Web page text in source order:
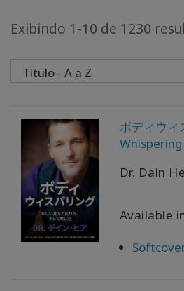
Produtos
idioma
WISHLIST
Services
Exibindo 1-10 de 1230
ボディウィ
Whispering
Dr. Dain
Available